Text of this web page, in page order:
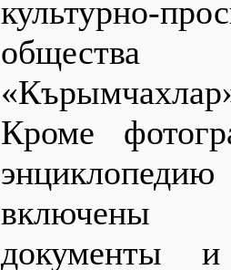
культурно-
Кроме
включены
документы